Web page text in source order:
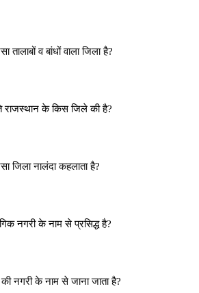
व बांधों वाला जिला है?
के किस जिले की है?
नालंदा कहलाता है?
नगरी के नाम से प्रसिद्ध है?
नगरी के नाम से जाना जाता है?